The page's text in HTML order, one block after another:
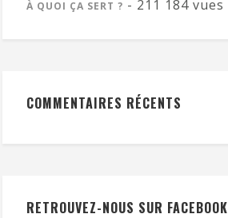
À QUOI ÇA SERT ? - 211 184 vues
COMMENTAIRES RÉCENTS
RETROUVEZ-NOUS SUR FACEBOOK